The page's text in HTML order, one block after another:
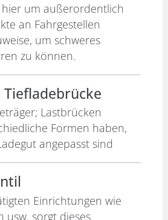
hier um außerordentlich
an Fahrgestellen
um schweres
zu können.
Tiefladebrücke
Lastbrücken
Formen haben,
angepasst sind
Einrichtungen wie
usw. sorgt dieses